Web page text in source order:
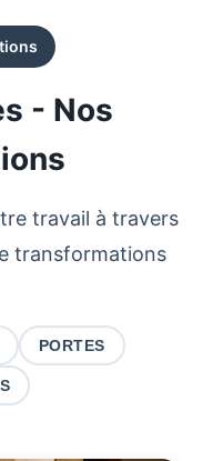
- Nos
travail à travers
transformations
PORTES